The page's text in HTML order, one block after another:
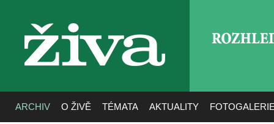
živa
ARCHIV O ŽIVĚ TÉMATA AKTUALITY